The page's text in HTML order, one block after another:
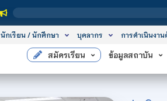
สถ
นักเรียน / นักศึกษา บุคลากร การดำเนินงา
สมัครเรียน ข้อมูลสถาบัน